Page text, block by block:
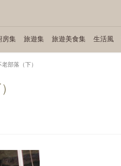
房集 旅遊集 旅遊美食集 生活風
部落（下）